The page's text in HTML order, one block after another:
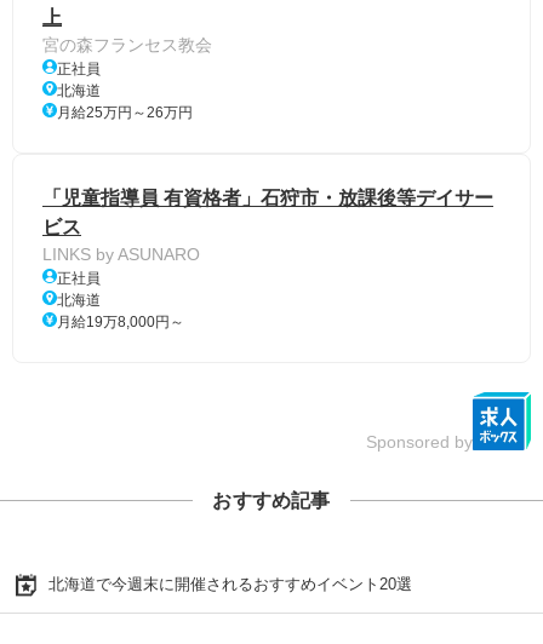
上
宮の森フランセス教会
正社員
北海道
月給25万円～26万円
「児童指導員 有資格者」石狩市・放課後等デイサー
ビス
LINKS by ASUNARO
正社員
北海道
月給19万8,000円～
Sponsored by
おすすめ記事
北海道で今週末に開催されるおすすめイベント20選